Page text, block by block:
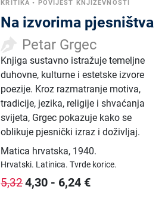
KRITIKA • POVIJEST KNJIŽEVNOSTI
Na izvorima pjesništva
Petar Grgec
Knjiga sustavno istražuje temeljne
duhovne, kulturne i estetske izvore
poezije. Kroz razmatranje motiva,
tradicije, jezika, religije i shvaćanja
svijeta, Grgec pokazuje kako se
oblikuje pjesnički izraz i doživljaj.
Matica hrvatska, 1940.
Hrvatski. Latinica.Tvrde korice.
5,324,30 - 6,24 €